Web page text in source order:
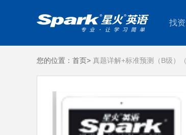
找
您的位置： 首页> 真题详解+标准预测（B级）